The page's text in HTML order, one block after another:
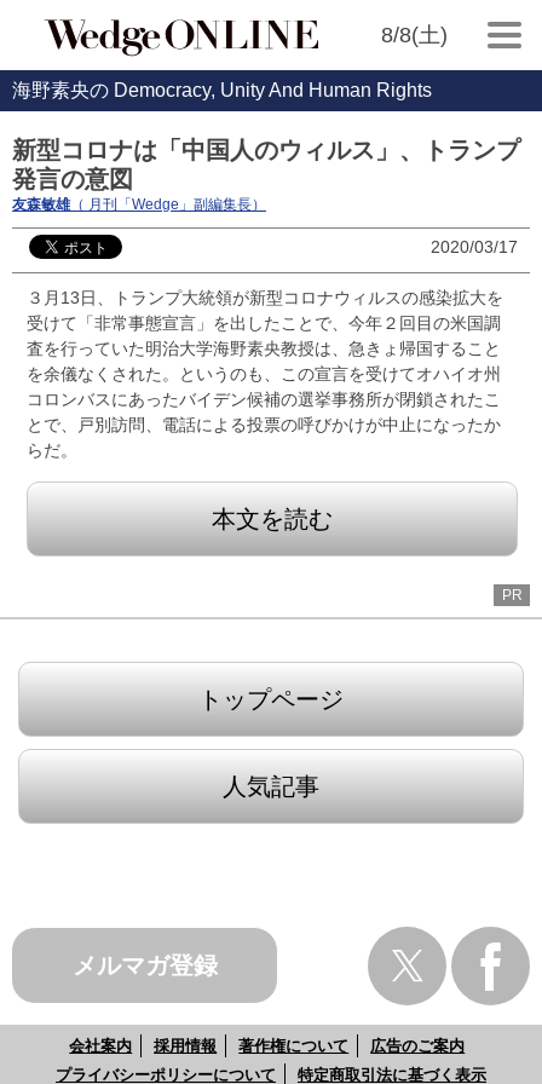
8/8(土)
海野素央の Democracy, Unity And Human Rights
新型コロナは「中国人のウィルス」、トランプ
発言の意図
友森敏雄（ 月刊「Wedge」副編集長）
2020/03/17
３月13日、トランプ大統領が新型コロナウィルスの感染拡大を
受けて「非常事態宣言」を出したことで、今年２回目の米国調
査を行っていた明治大学海野素央教授は、急きょ帰国すること
を余儀なくされた。というのも、この宣言を受けてオハイオ州
コロンバスにあったバイデン候補の選挙事務所が閉鎖されたこ
とで、戸別訪問、電話による投票の呼びかけが中止になったか
らだ。
本文を読む
PR
トップページ
人気記事
メルマガ登録
会社案内 採用情報 著作権について
広告のご案内
プライバシーポリシーについて
特定商取引法に基づく表示